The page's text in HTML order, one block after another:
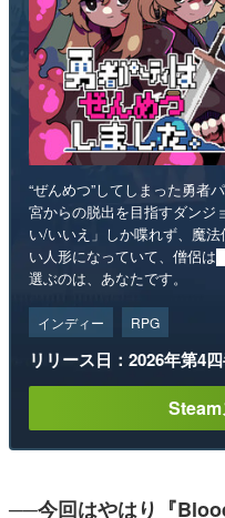
“ぜんめつ”してしまった勇者
宮からの脱出を目指すダンジ
い/いいえ」しか喋れず、魔
い人形になっていて、僧侶
選ぶのは、あなたです。
インディー RPG
リリース日：2026年第4
──今回はやはり『